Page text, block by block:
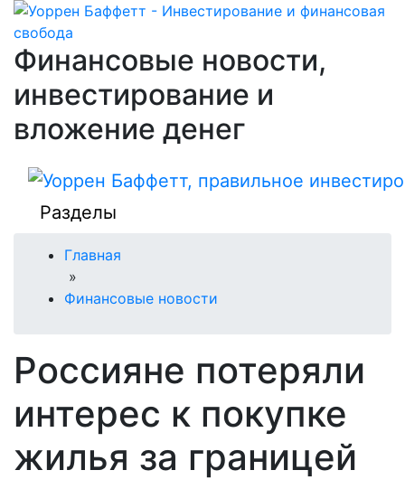
Финансовые новости,
инвестирование и
вложение денег
Разделы
Главная
»
Финансовые новости
Россияне потеряли
интерес к покупке
жилья за границей